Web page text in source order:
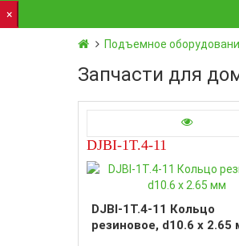
×
Подъемное
Запчасти для
DJBI-1T.4-11
DJBI-1T.4-11 Кольцо
резиновое, d10.6 x 2.65